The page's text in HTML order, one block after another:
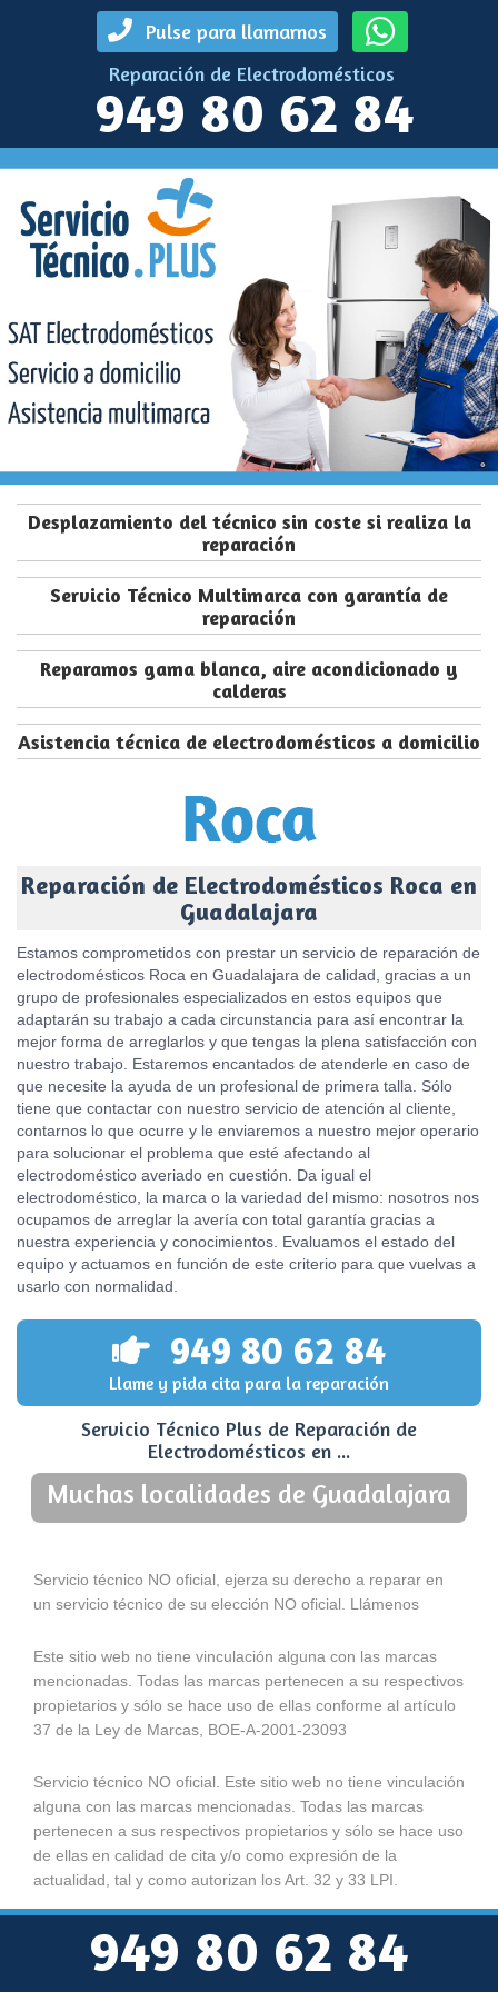
Pulse para llamarnos
Reparación de Electrodomésticos
949 80 62 84
Desplazamiento del técnico sin coste si realiza la
reparación
Servicio Técnico Multimarca con garantía de
reparación
Reparamos gama blanca, aire acondicionado y
calderas
Asistencia técnica de electrodomésticos a domicilio
Reparación de Electrodomésticos Roca en
Guadalajara
Estamos comprometidos con prestar un servicio de reparación de
electrodomésticos Roca en Guadalajara de calidad, gracias a un
grupo de profesionales especializados en estos equipos que
adaptarán su trabajo a cada circunstancia para así encontrar la
mejor forma de arreglarlos y que tengas la plena satisfacción con
nuestro trabajo. Estaremos encantados de atenderle en caso de
que necesite la ayuda de un profesional de primera talla. Sólo
tiene que contactar con nuestro servicio de atención al cliente,
contarnos lo que ocurre y le enviaremos a nuestro mejor operario
para solucionar el problema que esté afectando al
electrodoméstico averiado en cuestión. Da igual el
electrodoméstico, la marca o la variedad del mismo: nosotros nos
ocupamos de arreglar la avería con total garantía gracias a
nuestra experiencia y conocimientos. Evaluamos el estado del
equipo y actuamos en función de este criterio para que vuelvas a
usarlo con normalidad.
949 80 62 84
Llame y pida cita para la reparación
Servicio Técnico Plus de Reparación de
Electrodomésticos en ...
Muchas localidades de Guadalajara
Servicio técnico NO oficial, ejerza su derecho a reparar en
un servicio técnico de su elección NO oficial. Llámenos
Este sitio web no tiene vinculación alguna con las marcas
mencionadas. Todas las marcas pertenecen a su respectivos
propietarios y sólo se hace uso de ellas conforme al artículo
37 de la Ley de Marcas, BOE-A-2001-23093
Servicio técnico NO oficial. Este sitio web no tiene vinculación
alguna con las marcas mencionadas. Todas las marcas
pertenecen a sus respectivos propietarios y sólo se hace uso
de ellas en calidad de cita y/o como expresión de la
actualidad, tal y como autorizan los Art. 32 y 33 LPI.
949 80 62 84